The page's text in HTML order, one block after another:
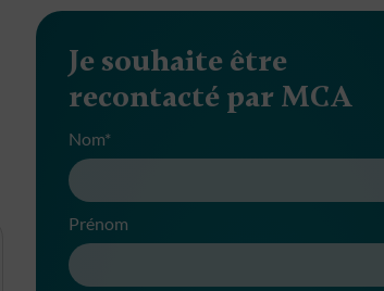
Je souhaite être
recontacté par MCA
Nom*
Prénom